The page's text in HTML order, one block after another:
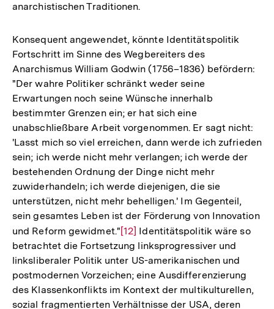
anarchistischen Traditionen.
Konsequent angewendet, könnte Identitätspolitik
Fortschritt im Sinne des Wegbereiters des
Anarchismus William Godwin (1756–1836) befördern:
"Der wahre Politiker schränkt weder seine
Erwartungen noch seine Wünsche innerhalb
bestimmter Grenzen ein; er hat sich eine
unabschließbare Arbeit vorgenommen. Er sagt nicht:
'Lasst mich so viel erreichen, dann werde ich zufrieden
sein; ich werde nicht mehr verlangen; ich werde der
bestehenden Ordnung der Dinge nicht mehr
zuwiderhandeln; ich werde diejenigen, die sie
unterstützen, nicht mehr behelligen.' Im Gegenteil,
sein gesamtes Leben ist der Förderung von Innovation
und Reform gewidmet." Zur
Auflösung
der
Fußnote
[12] Identitätspolitik wäre so
betrachtet die Fortsetzung linksprogressiver und
linksliberaler Politik unter US-amerikanischen und
postmodernen Vorzeichen; eine Ausdifferenzierung
des Klassenkonflikts im Kontext der multikulturellen,
sozial fragmentierten Verhältnisse der USA, deren